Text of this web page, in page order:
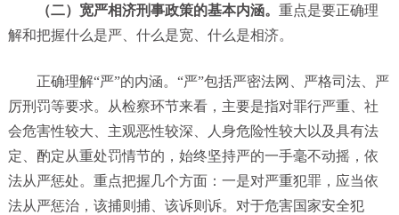
（二）宽严相济刑事政策的基本内涵。 重点是要正确理
解和把握什么是严、什么是宽、什么是相济。
正确理解“严”的内涵。“严”包括严密法网、严格司法、严
厉刑罚等要求。从检察环节来看，主要是指对罪行严重、社
会危害性较大、主观恶性较深、人身危险性较大以及具有法
定、酌定从重处罚情节的，始终坚持严的一手毫不动摇，依
法从严惩处。重点把握几个方面：一是对严重犯罪，应当依
法从严惩治，该捕则捕、该诉则诉。对于危害国家安全犯